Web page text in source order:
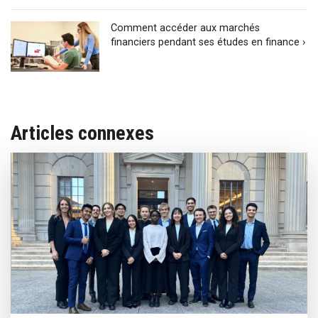
Comment accéder aux marchés
financiers pendant ses études en finance ›
Articles connexes